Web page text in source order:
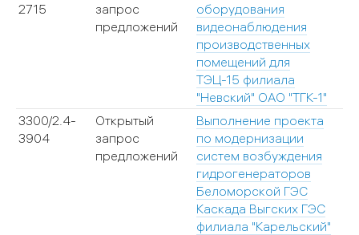
2715
запрос
предложений
оборудования
видеонаблюдения
производственных
помещений для
ТЭЦ-15 филиала
"Невский" ОАО "ТГК-1"
3300/2.4-
3904
Открытый
запрос
предложений
Выполнение проекта
по модернизации
систем возбуждения
гидрогенераторов
Беломорской ГЭС
Каскада Выгских ГЭС
филиала "Карельский"